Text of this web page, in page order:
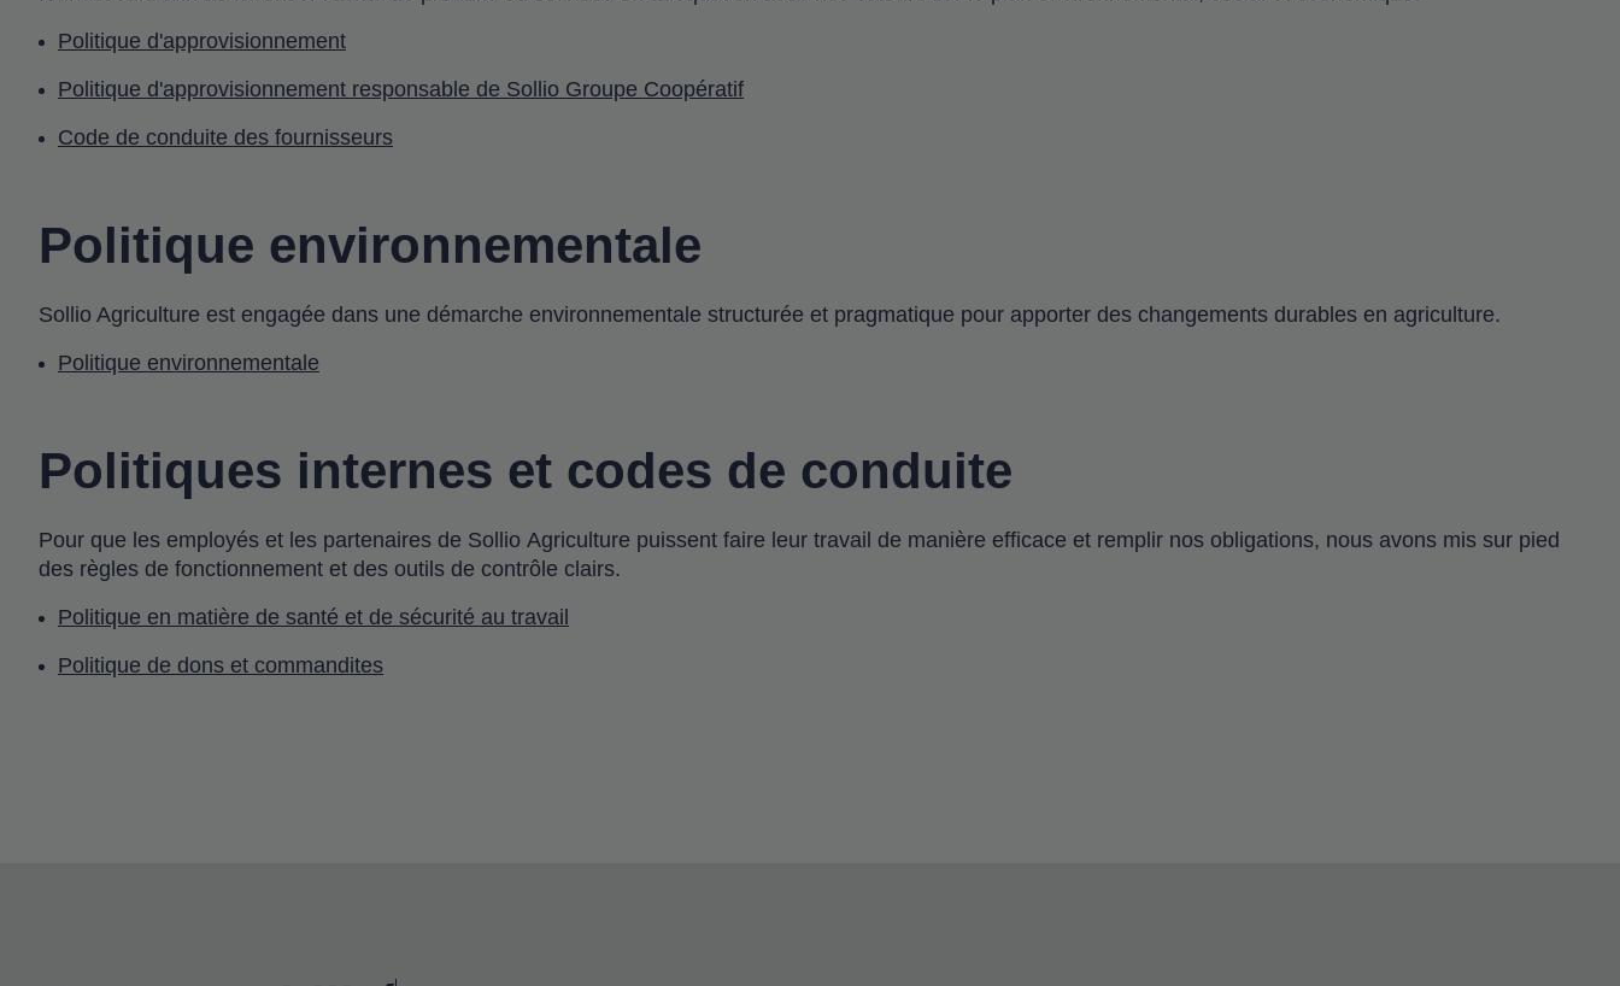
Politique d'approvisionnement
Politique d'approvisionnement responsable de Sollio Groupe Coopératif
Code de conduite des fournisseurs
Politique environnementale
Sollio Agriculture est engagée dans une démarche environnementale structurée et pragmatique pour apporter des changements durables en agriculture.
Politique environnementale
Politiques internes et codes de conduite
Pour que les employés et les partenaires de Sollio Agriculture puissent faire leur travail de manière efficace et remplir nos obligations, nous avons mis sur pied
des règles de fonctionnement et des outils de contrôle clairs.
Politique en matière de santé et de sécurité au travail
Politique de dons et commandites